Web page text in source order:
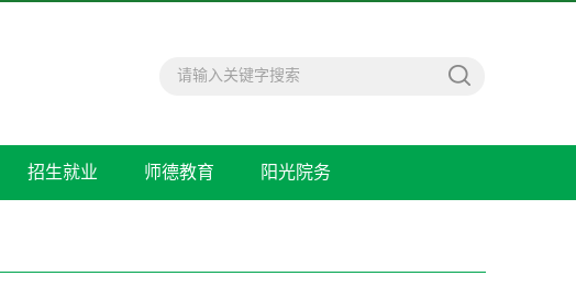
招生就业 师德教育 阳光院务